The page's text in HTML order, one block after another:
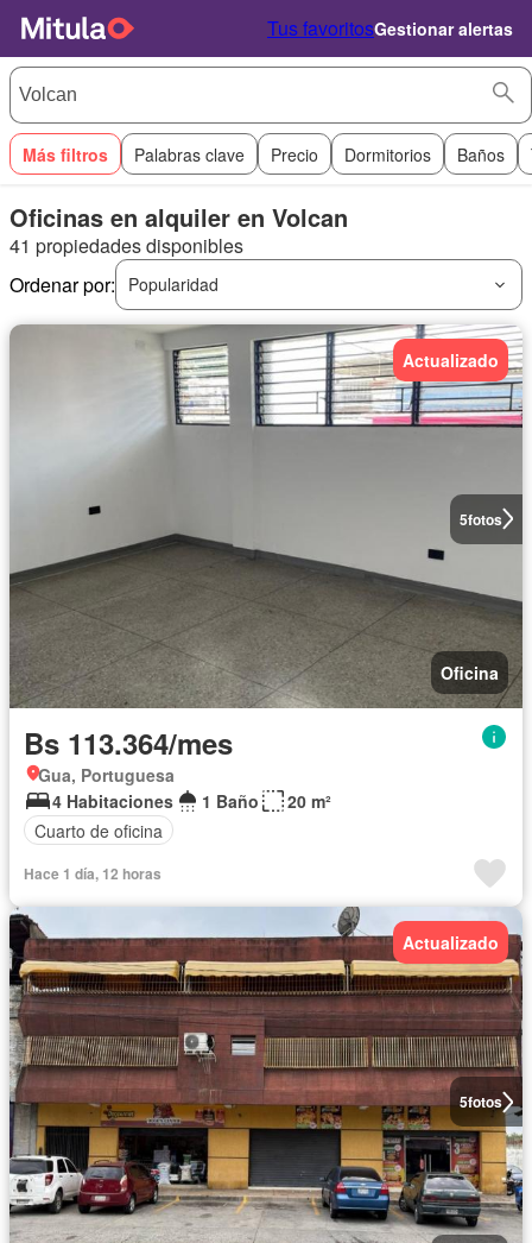
Tus favoritosGestionar alertas
Más filtros Palabras clave Precio Dormitorios Baños
Oficinas en alquiler en Volcan
41 propiedades disponibles
Ordenar por:
Popularidad
5fotos
Actualizado
Oficina
Bs 113.364/mes
Gua, Portuguesa
4 Habitaciones
1 Baño
20 m²
Cuarto de oficina
Hace 1 día, 12 horas
5fotos
Actualizado